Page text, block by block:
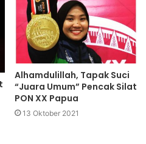
Alhamdulillah, Tapak Suci
“Juara Umum” Pencak Silat
PON XX Papua
13 Oktober 2021